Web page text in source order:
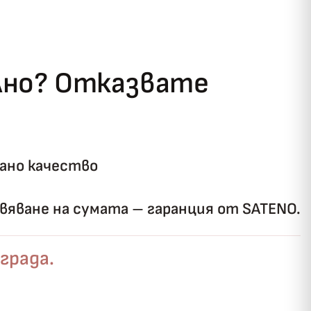
Отказвате
качество
на сумата – гаранция от SATENO.